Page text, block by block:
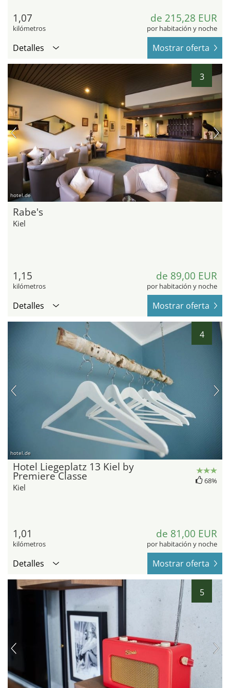
1,07
kilómetros
de 215,28 EUR
por habitación y noche
Detalles Mostrar oferta
3
hotel.de
Rabe's
Kiel
1,15
kilómetros
de 89,00 EUR
por habitación y noche
Detalles Mostrar oferta
4
hotel.de
Hotel Liegeplatz 13 Kiel by
Premiere Classe
Kiel
68%
1,01
kilómetros
de 81,00 EUR
por habitación y noche
Detalles Mostrar oferta
5